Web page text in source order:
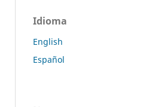
Idioma
English
Español